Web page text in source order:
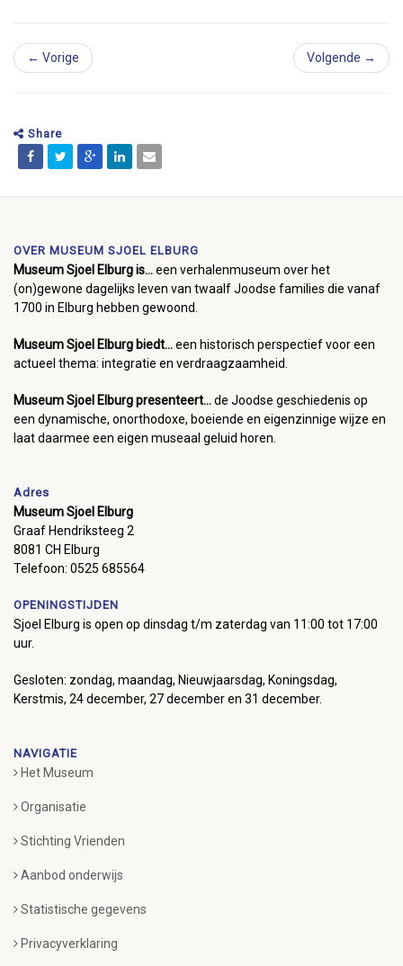
← Vorige Volgende →
Share
OVER MUSEUM SJOEL ELBURG
Museum Sjoel Elburg is...een verhalenmuseum over het
(on)gewone dagelijks leven van twaalf Joodse families die vanaf
1700 in Elburg hebben gewoond.
Museum Sjoel Elburg biedt...een historisch perspectief voor een
actueel thema: integratie en verdraagzaamheid.
Museum Sjoel Elburg presenteert...de Joodse geschiedenis op
een dynamische, onorthodoxe, boeiende en eigenzinnige wijze en
laat daarmee een eigen museaal geluid horen.
Adres
Museum Sjoel Elburg
Graaf Hendriksteeg 2
8081 CH Elburg
Telefoon: 0525 685564
OPENINGSTIJDEN
Sjoel Elburg is open op dinsdag t/m zaterdag van 11:00 tot 17:00
uur.
Gesloten: zondag, maandag, Nieuwjaarsdag, Koningsdag,
Kerstmis, 24 december, 27 december en 31 december.
NAVIGATIE
Het Museum
Organisatie
Stichting Vrienden
Aanbod onderwijs
Statistische gegevens
Privacyverklaring